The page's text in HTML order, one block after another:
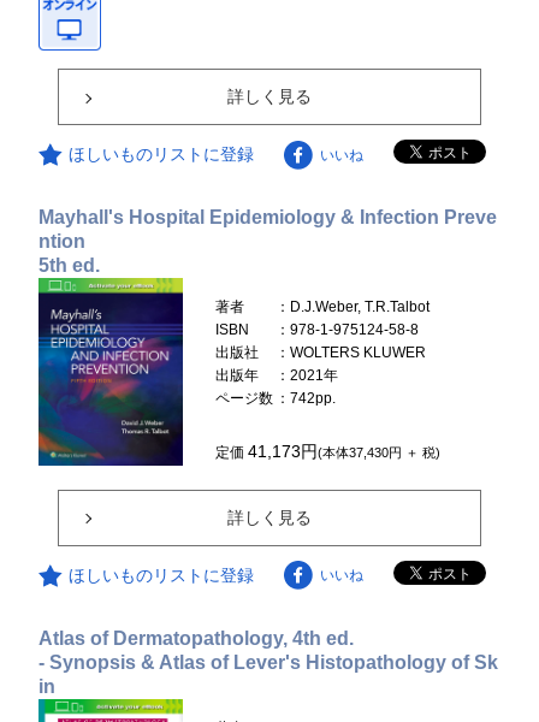
詳しく見る
ほしいものリストに登録 いいね
Mayhall's Hospital Epidemiology & Infection Preve
ntion
5th ed.
著者
：D.J.Weber, T.R.Talbot
ISBN
：978-1-975124-58-8
出版社
：WOLTERS KLUWER
出版年
：2021年
ページ数 ：742pp.
定価41,173円(本体37,430円 ＋ 税)
詳しく見る
ほしいものリストに登録 いいね
Atlas of Dermatopathology, 4th ed.
- Synopsis & Atlas of Lever's Histopathology of Sk
in